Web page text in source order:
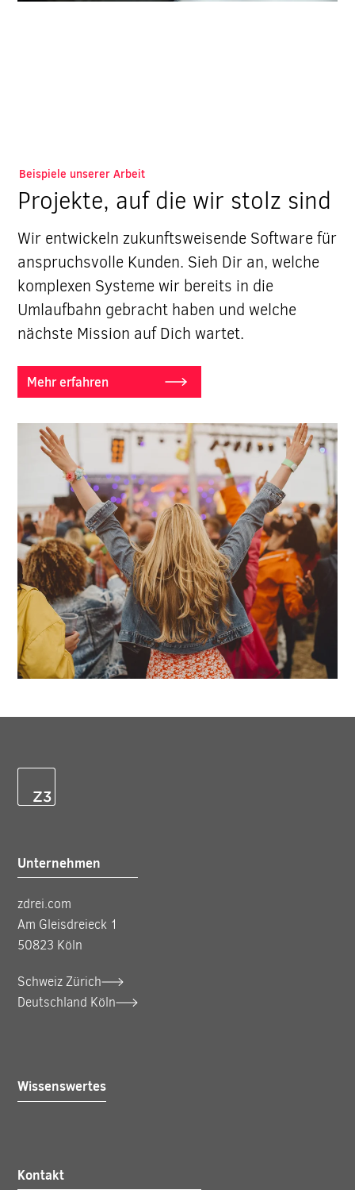
Beispiele unserer Arbeit
Projekte, auf die wir stolz sind
Wir entwickeln zukunftsweisende Software für
anspruchsvolle Kunden. Sieh Dir an, welche
komplexen Systeme wir bereits in die
Umlaufbahn gebracht haben und welche
nächste Mission auf Dich wartet.
Mehr erfahren
Unternehmen
zdrei.com
Am Gleisdreieck 1
50823 Köln
Schweiz Zürich
Deutschland Köln
Wissenswertes
Kontakt